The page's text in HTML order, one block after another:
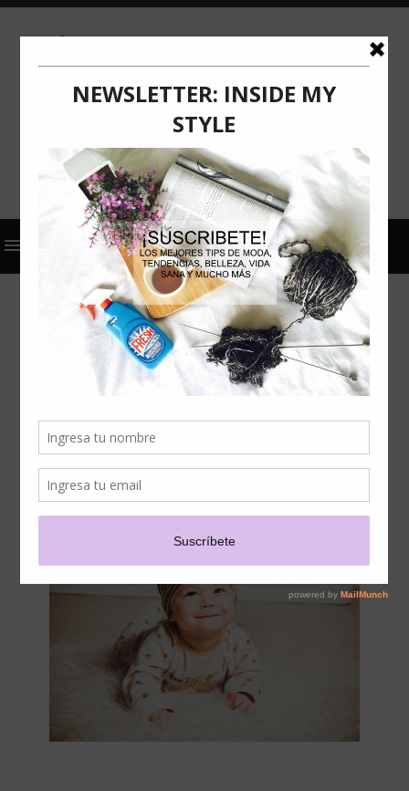
ACTUALIZACIÓN COMUNICADO DE PRENSA
HUGGIES
SEIS CONSEJOS PARA
CUIDAR A TU BEBÉ
DURANTE LA TEMPORADA
DE INVIERNO